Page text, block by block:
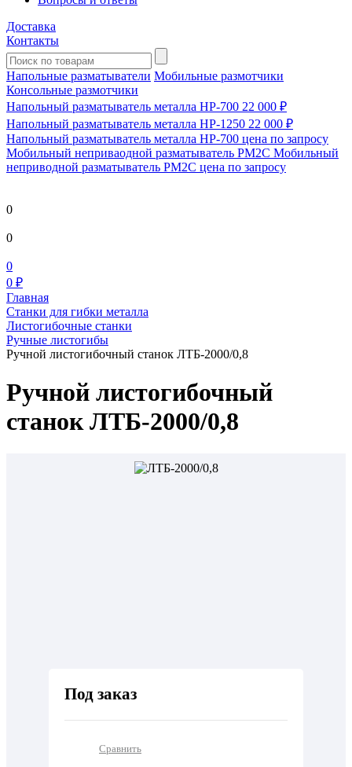
Доставка
Контакты
Напольные разматыватели Мобильные размотчики
Консольные размотчики
Напольный разматыватель металла HP-700 22 000 ₽
Напольный разматыватель металла HP-1250 22 000 ₽
Напольный разматыватель металла HP-700 цена по запросу
Мобильный непривaодной разматыватель РМ2С Мобильный
неприводной разматыватель РМ2С цена по запросу
0
0
0
0 ₽
Главная
Станки для гибки металла
Листогибочные станки
Ручные листогибы
Ручной листогибочный станок ЛТБ-2000/0,8
Ручной листогибочный
станок ЛТБ-2000/0,8
Под заказ
Сравнить